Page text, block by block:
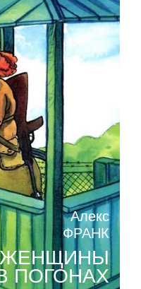
Алекс
ФРАНК
ЖЕНЩИНЫ
ПОГОНАХ